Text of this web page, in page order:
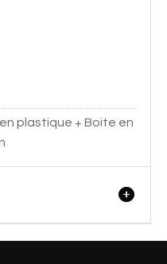
plastique + Boite en